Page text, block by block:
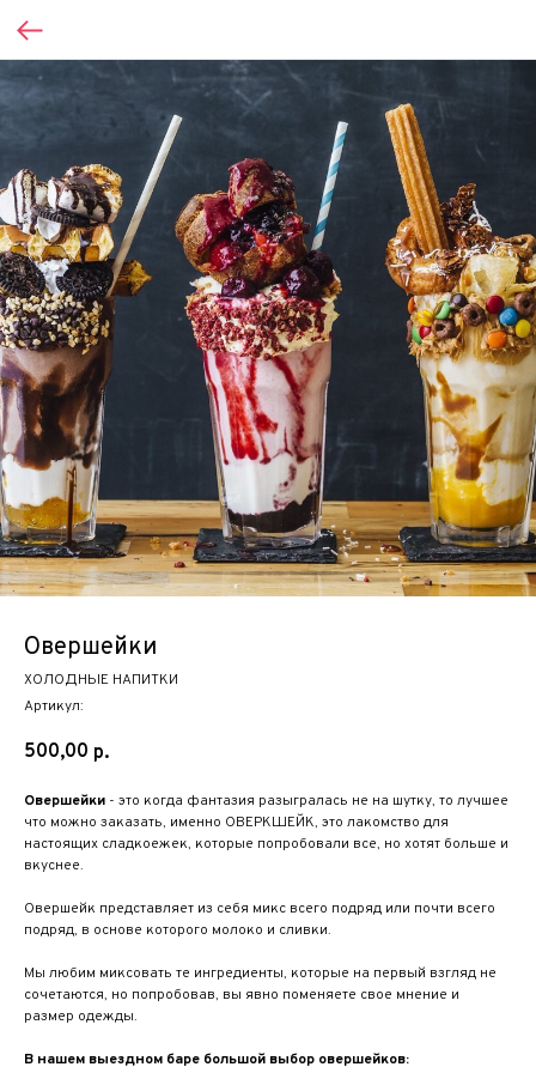
Овершейки
ХОЛОДНЫЕ НАПИТКИ
Артикул:
500,00 р.
Овершейки - это когда фантазия разыгралась не на шутку, то лучшее
что можно заказать, именно ОВЕРКШЕЙК, это лакомство для
настоящих сладкоежек, которые попробовали все, но хотят больше и
вкуснее.
Овершейк представляет из себя микс всего подряд или почти всего
подряд, в основе которого молоко и сливки.
Мы любим миксовать те ингредиенты, которые на первый взгляд не
сочетаются, но попробовав, вы явно поменяете свое мнение и
размер одежды.
В нашем выездном баре большой выбор овершейков: